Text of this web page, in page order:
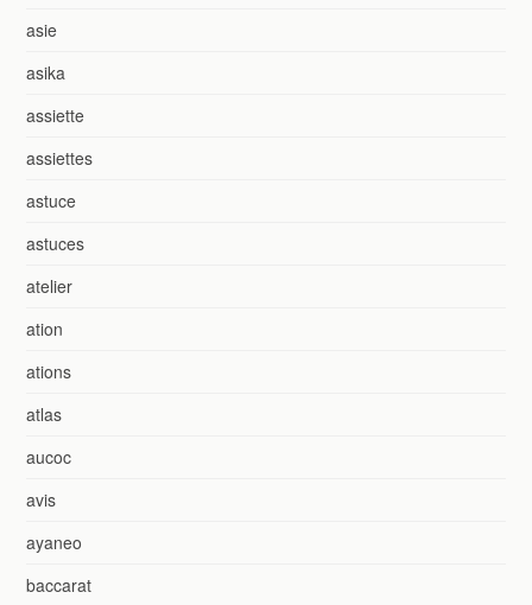
asie
asika
assiette
assiettes
astuce
astuces
atelier
ation
ations
atlas
aucoc
avis
ayaneo
baccarat